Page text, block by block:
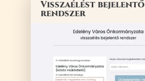
Visszaélést bejelentő
rendszer